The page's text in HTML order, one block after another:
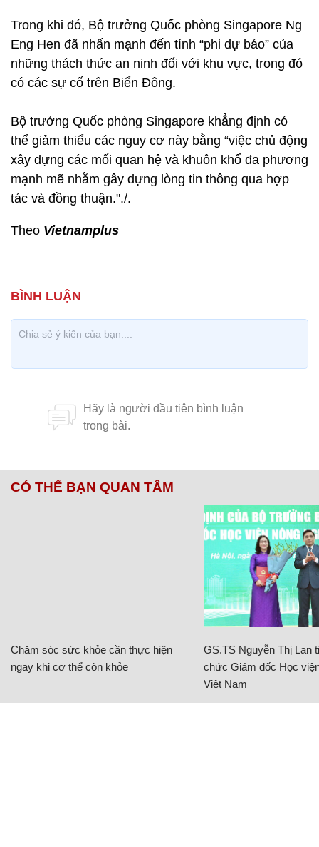
Trong khi đó, Bộ trưởng Quốc phòng Singapore Ng
Eng Hen đã nhấn mạnh đến tính “phi dự báo” của
những thách thức an ninh đối với khu vực, trong đó
có các sự cố trên Biển Đông.
Bộ trưởng Quốc phòng Singapore khẳng định có
thể giảm thiểu các nguy cơ này bằng “việc chủ động
xây dựng các mối quan hệ và khuôn khổ đa phương
mạnh mẽ nhằm gây dựng lòng tin thông qua hợp
tác và đồng thuận."./.
Theo Vietnamplus
CÓ THỂ BẠN QUAN TÂM
Chăm sóc sức khỏe cần thực hiện
ngay khi cơ thể còn khỏe
GS.TS Nguyễn Thị Lan
chức Giám đốc Học
Việt Nam